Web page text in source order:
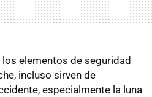
elementos de seguridad
incluso sirven de
especialmente la luna